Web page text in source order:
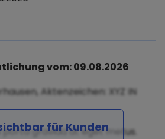
vom: 09.08.2026
Aktenzeichen: XYZ IN
porta gravida at eget metus.
für Kunden